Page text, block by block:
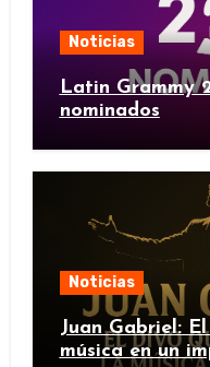
Noticias
Latin Grammy
nominados
Noticias
Juan Gabriel:
música en un